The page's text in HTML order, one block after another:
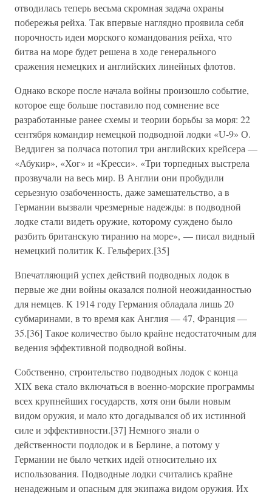
отводилась теперь весьма скромная задача охраны
побережья рейха. Так впервые наглядно проявила себя
порочность идеи морского командования рейха, что
битва на море будет решена в ходе генерального
сражения немецких и английских линейных флотов.
Однако вскоре после начала войны произошло событие,
которое еще больше поставило под сомнение все
разработанные ранее схемы и теории борьбы за моря: 22
сентября командир немецкой подводной лодки «U-9» О.
Веддиген за полчаса потопил три английских крейсера —
«Абукир», «Хог» и «Кресси». «Три торпедных выстрела
прозвучали на весь мир. В Англии они пробудили
серьезную озабоченность, даже замешательство, а в
Германии вызвали чрезмерные надежды: в подводной
лодке стали видеть оружие, которому суждено было
разбить британскую тиранию на море», — писал видный
немецкий политик К. Гельферих.[35]
Впечатляющий успех действий подводных лодок в
первые же дни войны оказался полной неожиданностью
для немцев. К 1914 году Германия обладала лишь 20
субмаринами, в то время как Англия — 47, Франция —
35.[36] Такое количество было крайне недостаточным для
ведения эффективной подводной войны.
Собственно, строительство подводных лодок с конца
XIX века стало включаться в военно-морские программы
всех крупнейших государств, хотя они были новым
видом оружия, и мало кто догадывался об их истинной
силе и эффективности.[37] Немного знали о
действенности подлодок и в Берлине, а потому у
Германии не было четких идей относительно их
использования. Подводные лодки считались крайне
ненадежным и опасным для экипажа видом оружия. Их